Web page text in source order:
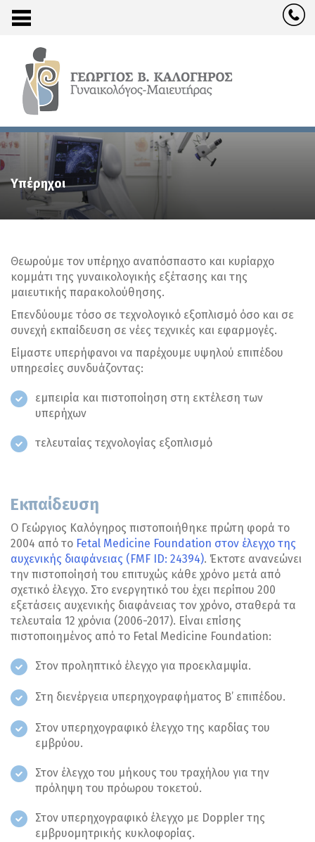
Υπέρηχοι
Θεωρούμε τον υπέρηχο αναπόσπαστο και κυρίαρχο
κομμάτι της γυναικολογικής εξέτασης και της
μαιευτικής παρακολούθησης.
Επενδύουμε τόσο σε τεχνολογικό εξοπλισμό όσο και σε
συνεχή εκπαίδευση σε νέες τεχνικές και εφαρμογές.
Είμαστε υπερήφανοι να παρέχουμε υψηλού επιπέδου
υπηρεσίες συνδυάζοντας:
εμπειρία και πιστοποίηση στη εκτέλεση των
υπερήχων
τελευταίας τεχνολογίας εξοπλισμό
Εκπαίδευση
Ο Γεώργιος Καλόγηρος πιστοποιήθηκε πρώτη φορά το
2004 από το Fetal Medicine Foundation στον έλεγχο της
αυχενικής διαφάνειας (FMF ID: 24394). Έκτοτε ανανεώνει
την πιστοποίησή του επιτυχώς κάθε χρόνο μετά από
σχετικό έλεγχο. Στο ενεργητικό του έχει περίπου 200
εξετάσεις αυχενικής διαφάνειας τον χρόνο, σταθερά τα
τελευταία 12 χρόνια (2006-2017). Είναι επίσης
πιστοποιημένος από το Fetal Medicine Foundation:
Στον προληπτικό έλεγχο για προεκλαμψία.
Στη διενέργεια υπερηχογραφήματος Β’ επιπέδου.
Στον υπερηχογραφικό έλεγχο της καρδίας του
εμβρύου.
Στον έλεγχο του μήκους του τραχήλου για την
πρόληψη του πρόωρου τοκετού.
Στον υπερηχογραφικό έλεγχο με Doppler της
εμβρυομητρικής κυκλοφορίας.